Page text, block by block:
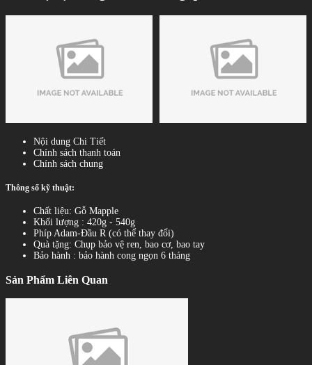
Nội dung Chi Tiết
Chính sách thanh toán
Chính sách chung
Thông số kỹ thuật:
Chất liệu: Gỗ Mapple
Khối lượng : 420g - 540g
Phíp Adam-Đầu R (có thể thay đổi)
Quà tặng: Chụp bảo vệ ren, bao cơ, bao tay
Bảo hành : bảo hành cong ngọn 6 tháng
Sản Phẩm Liên Quan